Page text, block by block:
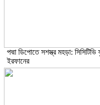
পদ্মা ডিপোতে সশস্ত্র মহড়া:
ইরফানের